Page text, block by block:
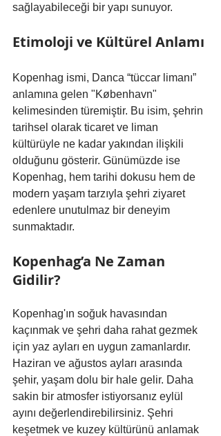
sağlayabileceği bir yapı sunuyor.
Etimoloji ve Kültürel Anlamı
Kopenhag ismi, Danca “tüccar limanı”
anlamına gelen "København"
kelimesinden türemiştir. Bu isim, şehrin
tarihsel olarak ticaret ve liman
kültürüyle ne kadar yakından ilişkili
olduğunu gösterir. Günümüzde ise
Kopenhag, hem tarihi dokusu hem de
modern yaşam tarzıyla şehri ziyaret
edenlere unutulmaz bir deneyim
sunmaktadır.
Kopenhag’a Ne Zaman
Gidilir?
Kopenhag'ın soğuk havasından
kaçınmak ve şehri daha rahat gezmek
için yaz ayları en uygun zamanlardır.
Haziran ve ağustos ayları arasında
şehir, yaşam dolu bir hale gelir. Daha
sakin bir atmosfer istiyorsanız eylül
ayını değerlendirebilirsiniz. Şehri
keşetmek ve kuzey kültürünü anlamak